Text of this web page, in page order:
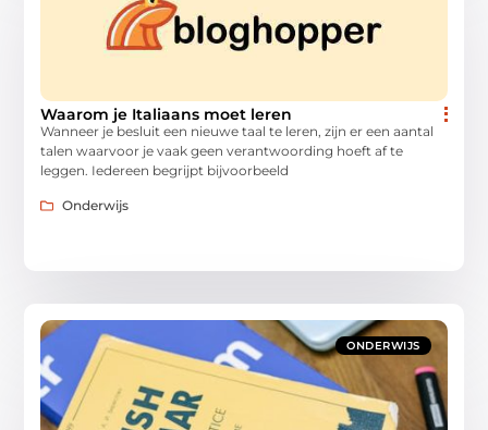
Waarom je Italiaans moet leren
Wanneer je besluit een nieuwe taal te leren, zijn er een aantal
talen waarvoor je vaak geen verantwoording hoeft af te
leggen. Iedereen begrijpt bijvoorbeeld
Onderwijs
ONDERWIJS